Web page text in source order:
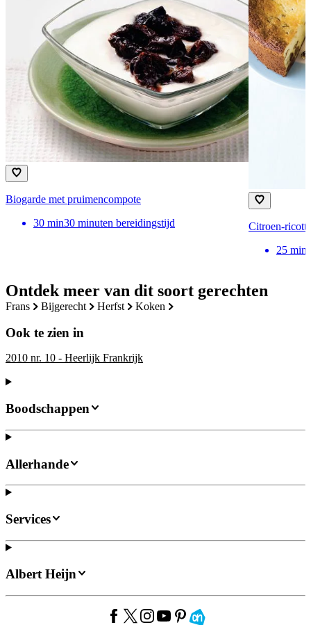
Ontdek meer van dit soort gerechten
frans bijgerecht herfst koken
Ook te zien in
2010 nr. 10 - Heerlijk Frankrijk
Biogarde met pruimencompote
30 min30 minuten bereidingstijd
Citroen-
25 min
Boodschappen
Allerhande
Services
Albert Heijn